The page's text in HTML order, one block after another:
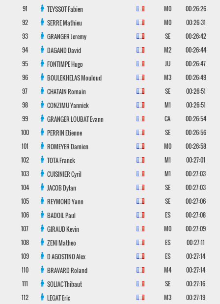
91 TEYSSOTFabien M0
00:26:26
92
SERREMathieu M0
00:26:31
93
GRANGERJeremy SE
00:26:42
94
DAGANDDavid M2
00:26:44
95
FONTIMPEHugo JU
00:26:47
96
BOULEKHELASMouloud M3
00:26:49
97
CHATAINRomain SE
00:26:51
98
CONZIMUYannick M1
00:26:51
99
GRANGER LOUBATEvann CA
00:26:54
100
PERRINEtienne SE
00:26:56
101
ROMEYERDamien M0
00:26:58
102
TOTAFranck M1
00:27:01
103
CUISINIERCyril M1
00:27:03
104
JACOBDylan SE
00:27:03
105
REYMONDYann SE
00:27:06
106
BADOILPaul ES
00:27:08
107
GIRAUDKevin M0
00:27:09
108
ZENIMatheo ES
00:27:11
109
D AGOSTINOAlex ES
00:27:14
110
BRAVARDRoland M4
00:27:14
111
SOLIACThibaut SE
00:27:16
112
LEGATEric M3
00:27:19